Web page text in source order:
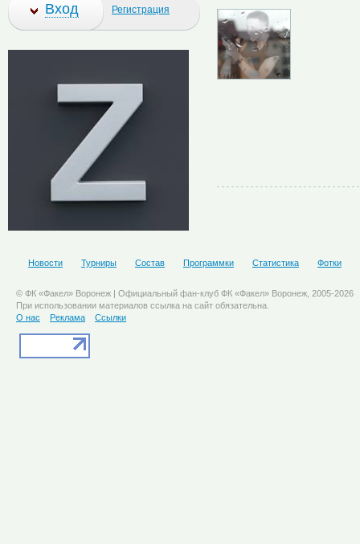
Вход Регистрация
Новости Турниры Состав Программки Статистика Фотки
© ФК «Факел» Воронеж | Официальный фан-клуб ФК «Факел» Воронеж, 2005-2026
При использовании материалов ссылка на сайт обязательна.
О нас
Реклама Ссылки